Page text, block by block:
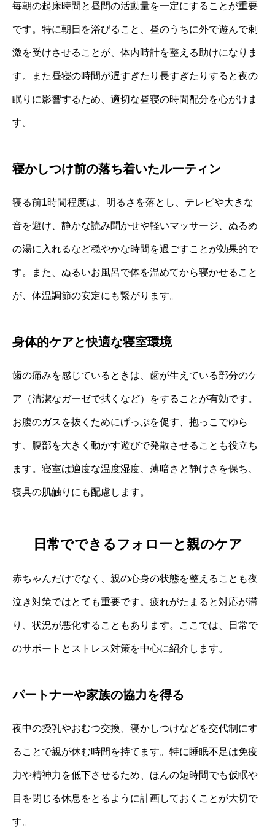
毎朝の起床時間と昼間の活動量を一定にすることが重要
です。特に朝日を浴びること、昼のうちに外で遊んで刺
激を受けさせることが、体内時計を整える助けになりま
す。また昼寝の時間が遅すぎたり長すぎたりすると夜の
眠りに影響するため、適切な昼寝の時間配分を心がけま
す。
寝かしつけ前の落ち着いたルーティン
寝る前1時間程度は、明るさを落とし、テレビや大きな
音を避け、静かな読み聞かせや軽いマッサージ、ぬるめ
の湯に入れるなど穏やかな時間を過ごすことが効果的で
す。また、ぬるいお風呂で体を温めてから寝かせること
が、体温調節の安定にも繋がります。
身体的ケアと快適な寝室環境
歯の痛みを感じているときは、歯が生えている部分のケ
ア（清潔なガーゼで拭くなど）をすることが有効です。
お腹のガスを抜くためにげっぷを促す、抱っこでゆら
す、腹部を大きく動かす遊びで発散させることも役立ち
ます。寝室は適度な温度湿度、薄暗さと静けさを保ち、
寝具の肌触りにも配慮します。
日常でできるフォローと親のケア
赤ちゃんだけでなく、親の心身の状態を整えることも夜
泣き対策ではとても重要です。疲れがたまると対応が滞
り、状況が悪化することもあります。ここでは、日常で
のサポートとストレス対策を中心に紹介します。
パートナーや家族の協力を得る
夜中の授乳やおむつ交換、寝かしつけなどを交代制にす
ることで親が休む時間を持てます。特に睡眠不足は免疫
力や精神力を低下させるため、ほんの短時間でも仮眠や
目を閉じる休息をとるように計画しておくことが大切で
す。